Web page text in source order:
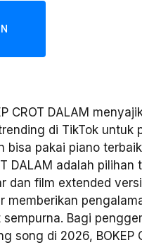
CROT DALAM
di TikTok untuk
bisa pakai piano
DALAM adalah
dan film extended
memberikan
Bagi
song di 2026, BOKEP